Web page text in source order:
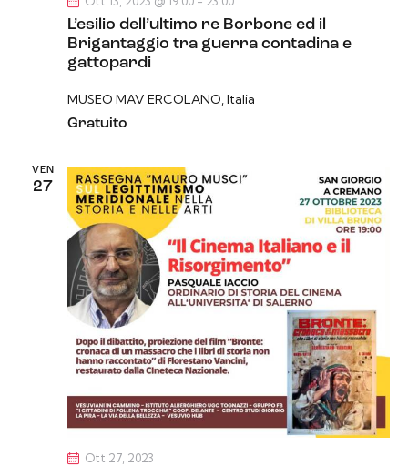
L’esilio dell’ultimo re Borbone ed il
Brigantaggio tra guerra contadina e
gattopardi
MUSEO MAV ERCOLANO, Italia
Gratuito
VEN
27
Ott 27, 2023